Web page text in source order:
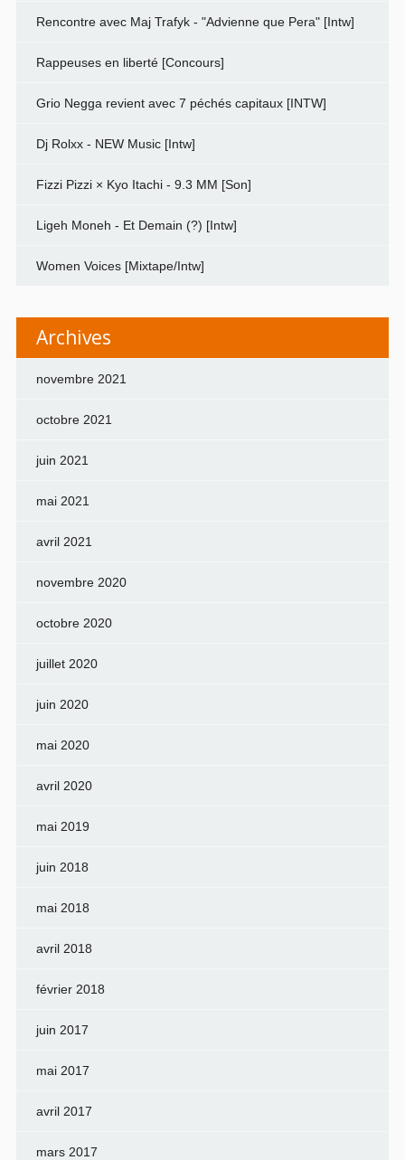
Rencontre avec Maj Trafyk - "Advienne que Pera" [Intw]
Rappeuses en liberté [Concours]
Grio Negga revient avec 7 péchés capitaux [INTW]
Dj Rolxx - NEW Music [Intw]
Fizzi Pizzi × Kyo Itachi - 9.3 MM [Son]
Ligeh Moneh - Et Demain (?) [Intw]
Women Voices [Mixtape/Intw]
Archives
novembre 2021
octobre 2021
juin 2021
mai 2021
avril 2021
novembre 2020
octobre 2020
juillet 2020
juin 2020
mai 2020
avril 2020
mai 2019
juin 2018
mai 2018
avril 2018
février 2018
juin 2017
mai 2017
avril 2017
mars 2017